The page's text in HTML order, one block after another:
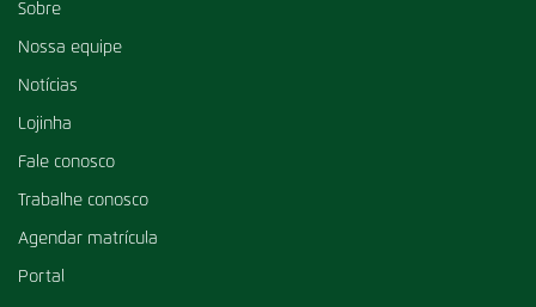
Sobre
Nossa equipe
Notícias
Lojinha
Fale conosco
Trabalhe conosco
Agendar matrícula
Portal